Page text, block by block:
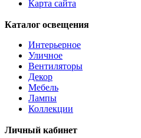
Карта сайта
Каталог освещения
Интерьерное
Уличное
Вентиляторы
Декор
Мебель
Лампы
Коллекции
Личный кабинет